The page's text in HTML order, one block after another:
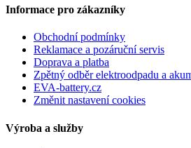
Informace pro zákazníky
Obchodní podmínky
Reklamace a pozáruční servis
Doprava a platba
Zpětný odběr elektroodpadu a
EVA-battery.cz
Změnit nastavení cookies
Výroba a služby